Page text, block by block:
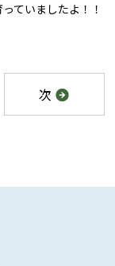
ていましたよ！！
次